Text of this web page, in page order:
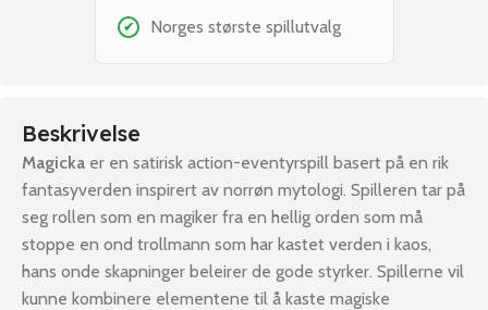
✔ Norges største spillutvalg
Beskrivelse
Magicka er en satirisk action-eventyrspill basert på en rik
fantasyverden inspirert av norrøn mytologi. Spilleren tar på
seg rollen som en magiker fra en hellig orden som må
stoppe en ond trollmann som har kastet verden i kaos,
hans onde skapninger beleirer de gode styrker. Spillerne vil
kunne kombinere elementene til å kaste magiske